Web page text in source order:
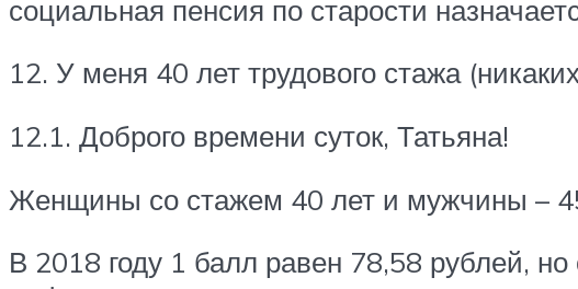
социальная пенсия по старости
12. У меня 40 лет трудового стажа
12.1. Доброго времени суток, Татьяна!
Женщины со стажем 40 лет и мужчины –
В 2018 году 1 балл равен 78,58 рублей,